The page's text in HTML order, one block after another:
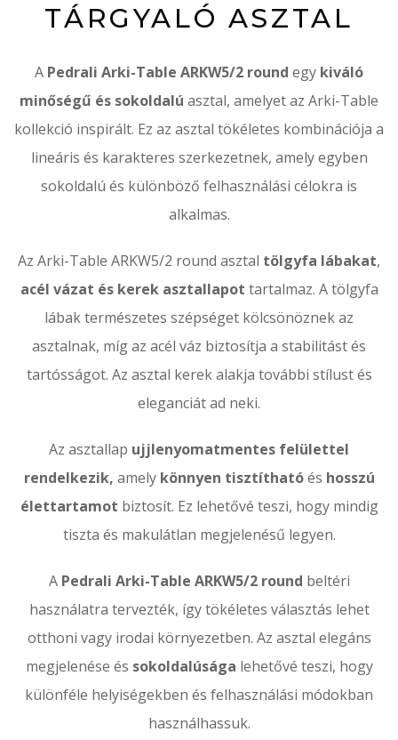
TÁRGYALÓ ASZTAL
A Pedrali Arki-Table ARKW5/2 round egy kiváló
minőségű és sokoldalú asztal, amelyet az Arki-Table
kollekció inspirált. Ez az asztal tökéletes kombinációja a
lineáris és karakteres szerkezetnek, amely egyben
sokoldalú és különböző felhasználási célokra is
alkalmas.
Az Arki-Table ARKW5/2 round asztal tölgyfa lábakat,
acél vázat és kerek asztallapot tartalmaz. A tölgyfa
lábak természetes szépséget kölcsönöznek az
asztalnak, míg az acél váz biztosítja a stabilitást és
tartósságot. Az asztal kerek alakja további stílust és
eleganciát ad neki.
Az asztallap ujjlenyomatmentes felülettel
rendelkezik, amely könnyen tisztíthatóés hosszú
élettartamot biztosít. Ez lehetővé teszi, hogy mindig
tiszta és makulátlan megjelenésű legyen.
A Pedrali Arki-Table ARKW5/2 round beltéri
használatra tervezték, így tökéletes választás lehet
otthoni vagy irodai környezetben. Az asztal elegáns
megjelenése és sokoldalúsága lehetővé teszi, hogy
különféle helyiségekben és felhasználási módokban
használhassuk.